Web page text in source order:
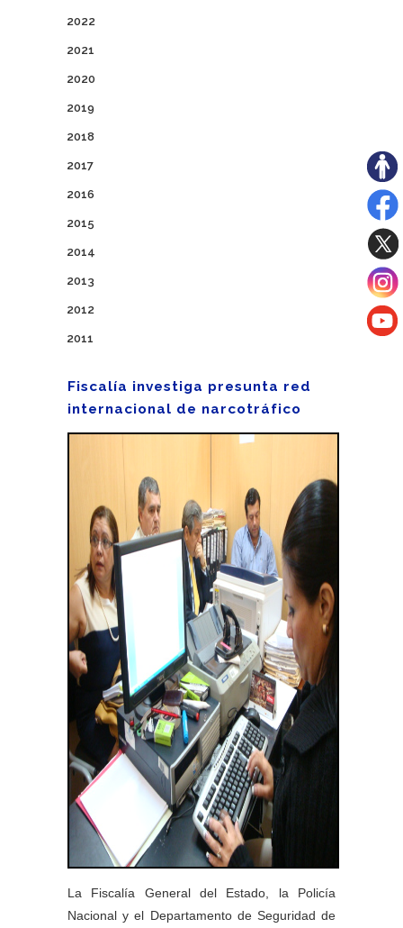
2022
2021
2020
2019
2018
2017
2016
2015
2014
2013
2012
2011
Fiscalía investiga presunta red
internacional de narcotráfico
La Fiscalía General del Estado, la Policía
Nacional y el Departamento de Seguridad de